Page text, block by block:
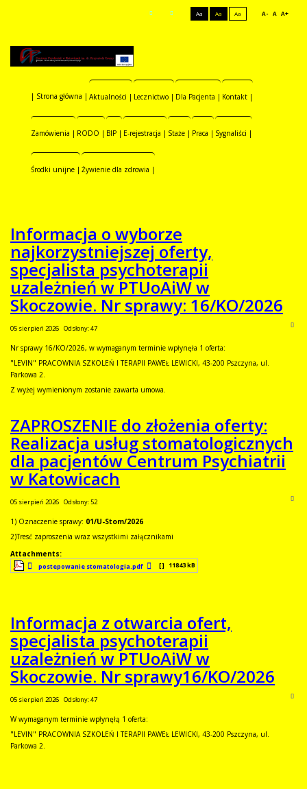
Aa Aa Aa A- A A+
| Strona główna | Aktualności | Lecznictwo | Dla Pacjenta | Kontakt |
Zamówienia | RODO | BIP | E-rejestracja | Staże | Praca | Sygnaliści |
Środki unijne | Żywienie dla zdrowia |
Informacja o wyborze
najkorzystniejszej oferty,
specjalista psychoterapii
uzależnień w PTUoAiW w
Skoczowie. Nr sprawy: 16/KO/2026
05 sierpień 2026 Odsłony: 47
Nr sprawy 16/KO/2026, w wymaganym terminie wpłynęła 1 oferta:
"LEVIN" PRACOWNIA SZKOLEŃ I TERAPII PAWEŁ LEWICKI, 43-200 Pszczyna, ul.
Parkowa 2.
Z wyżej wymienionym zostanie zawarta umowa.
ZAPROSZENIE do złożenia oferty:
Realizacja usług stomatologicznych
dla pacjentów Centrum Psychiatrii
w Katowicach
05 sierpień 2026 Odsłony: 52
1) Oznaczenie sprawy: 01/U-Stom/2026
2)Tresć zaproszenia wraz wszystkimi załącznikami
Attachments:
postepowanie stomatologia.pdf [ ] 11843 kB
Informacja z otwarcia ofert,
specjalista psychoterapii
uzależnień w PTUoAiW w
Skoczowie. Nr sprawy16/KO/2026
05 sierpień 2026 Odsłony: 47
W wymaganym terminie wpłynęłą 1 oferta:
"LEVIN" PRACOWNIA SZKOLEŃ I TERAPII PAWEŁ LEWICKI, 43-200 Pszczyna, ul.
Parkowa 2.